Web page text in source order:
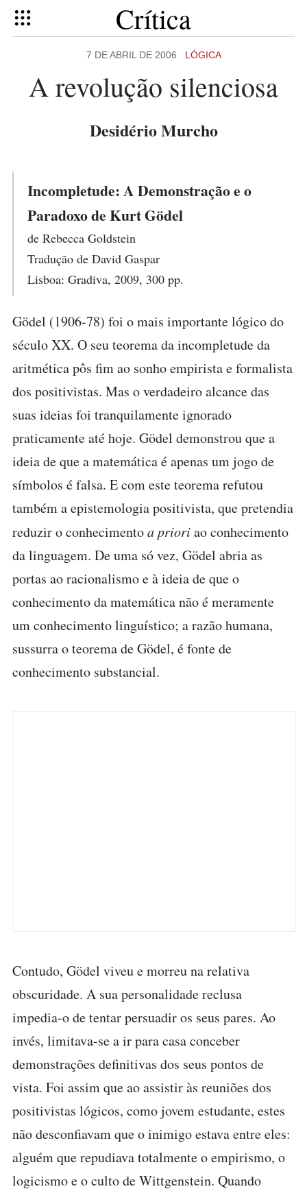
Crítica
7 DE ABRIL DE 2006 LÓGICA
A revolução silenciosa
Desidério Murcho
Incompletude: A Demonstração e o
Paradoxo de Kurt Gödel
de Rebecca Goldstein
Tradução de David Gaspar
Lisboa: Gradiva, 2009, 300 pp.
Gödel (1906-78) foi o mais importante lógico do
século XX. O seu teorema da incompletude da
aritmética pôs fim ao sonho empirista e formalista
dos positivistas. Mas o verdadeiro alcance das
suas ideias foi tranquilamente ignorado
praticamente até hoje. Gödel demonstrou que a
ideia de que a matemática é apenas um jogo de
símbolos é falsa. E com este teorema refutou
também a epistemologia positivista, que pretendia
reduzir o conhecimentoa prioriao conhecimento
da linguagem. De uma só vez, Gödel abria as
portas ao racionalismo e à ideia de que o
conhecimento da matemática não é meramente
um conhecimento linguístico; a razão humana,
sussurra o teorema de Gödel, é fonte de
conhecimento substancial.
Contudo, Gödel viveu e morreu na relativa
obscuridade. A sua personalidade reclusa
impedia-o de tentar persuadir os seus pares. Ao
invés, limitava-se a ir para casa conceber
demonstrações definitivas dos seus pontos de
vista. Foi assim que ao assistir às reuniões dos
positivistas lógicos, como jovem estudante, estes
não desconfiavam que o inimigo estava entre eles:
alguém que repudiava totalmente o empirismo, o
logicismo e o culto de Wittgenstein. Quando